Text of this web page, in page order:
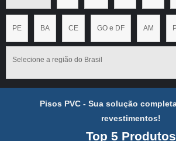
PE BA CE GO e DF AM
Selecione a região do Brasil
Pisos PVC - Sua solução
revestimentos!
Top 5 Produtos